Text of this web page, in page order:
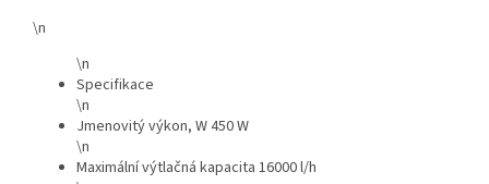
\n
\n
Specifikace
\n
Jmenovitý výkon, W 450 W
\n
Maximální výtlačná kapacita 16000 l/h